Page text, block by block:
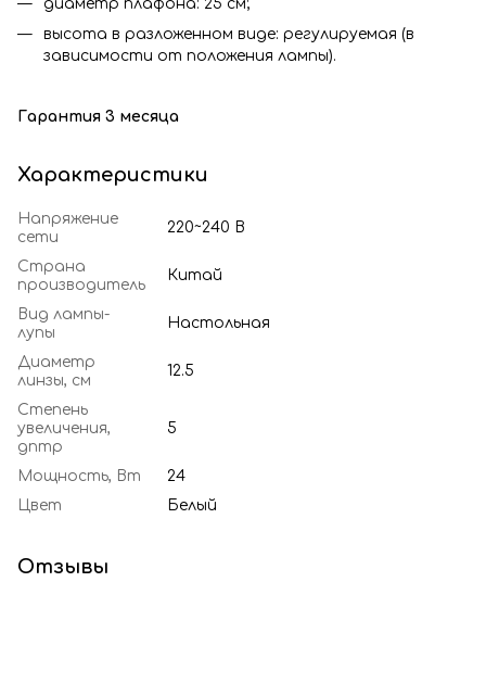
диаметр плафона: 25 см;
высота в разложенном виде: регулируемая (в
зависимости от положения лампы).
Гарантия 3 месяца
Характеристики
Напряжение
сети
220~240 В
Страна
производитель
Китай
Вид лампы-
лупы
Настольная
Диаметр
линзы, см
12.5
Степень
увеличения,
дптр
5
Мощность, Вт
24
Цвет
Белый
Отзывы